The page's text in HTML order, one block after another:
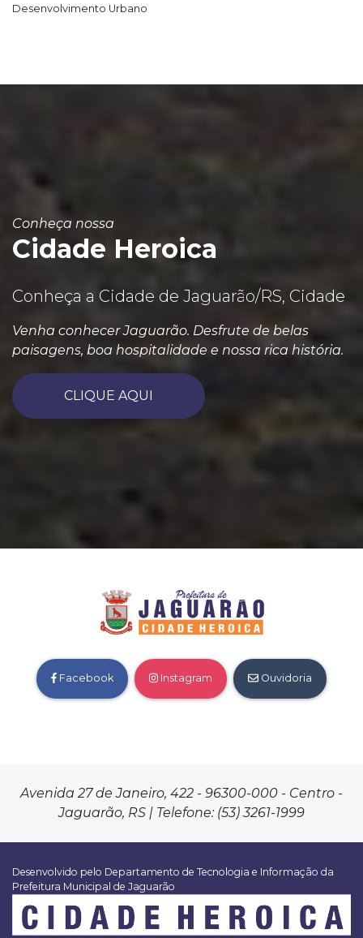
Desenvolvimento Urbano
Conheça nossa
Cidade Heroica
Conheça a Cidade de Jaguarão/RS, Cidade
Venha conhecer Jaguarão. Desfrute de belas
paisagens, boa hospitalidade e nossa rica história.
CLIQUE AQUI
Facebook Instagram Ouvidoria
Avenida 27 de Janeiro, 422 - 96300-000 - Centro -
Jaguarão, RS | Telefone: (53) 3261-1999
Desenvolvido pelo Departamento de Tecnologia e Informação da
Prefeitura Municipal de Jaguarão